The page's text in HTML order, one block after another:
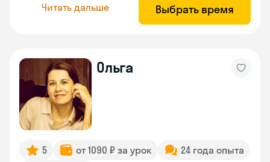
Читать дальше Выбрать время
Ольга
5 от 1090 ₽ за урок
24 года опыта